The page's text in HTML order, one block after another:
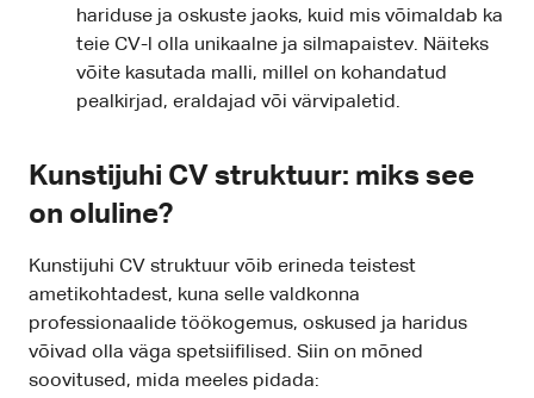
hariduse ja oskuste jaoks, kuid mis võimaldab ka
teie CV-l olla unikaalne ja silmapaistev. Näiteks
võite kasutada malli, millel on kohandatud
pealkirjad, eraldajad või värvipaletid.
Kunstijuhi CV struktuur: miks see
on oluline?
Kunstijuhi CV struktuur võib erineda teistest
ametikohtadest, kuna selle valdkonna
professionaalide töökogemus, oskused ja haridus
võivad olla väga spetsiifilised. Siin on mõned
soovitused, mida meeles pidada: